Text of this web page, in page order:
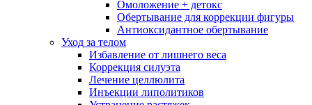
Омоложение + детокс
Обертывание для коррекции фигуры
Антиоксидантное обертывание
Уход за телом
Избавление от лишнего веса
Коррекция силуэта
Лечение целлюлита
Инъекции липолитиков